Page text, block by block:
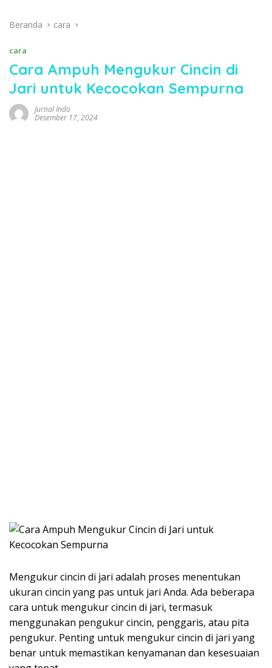
Beranda cara
cara
Cara Ampuh Mengukur Cincin di
Jari untuk Kecocokan Sempurna
Jurnal Indo
Desember 17, 2024
Mengukur cincin di jari adalah proses menentukan
ukuran cincin yang pas untuk jari Anda. Ada beberapa
cara untuk mengukur cincin di jari, termasuk
menggunakan pengukur cincin, penggaris, atau pita
pengukur. Penting untuk mengukur cincin di jari yang
benar untuk memastikan kenyamanan dan kesesuaian